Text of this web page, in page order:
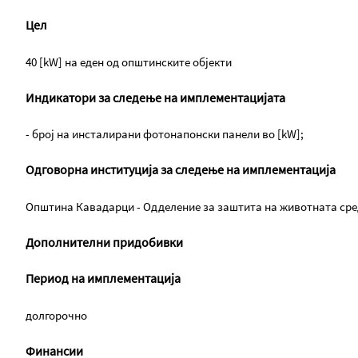
Цел
40 [kW] на еден од општинските објекти
Индикатори за следење на имплементацијата
- број на инсталирани фотонапонски панели во [kW];
Одговорна институција за следење на имплементација
Општина Кавадарци - Одделение за заштита на животната
Дополнителни придобивки
Период на имплементација
долгорочно
Финансии